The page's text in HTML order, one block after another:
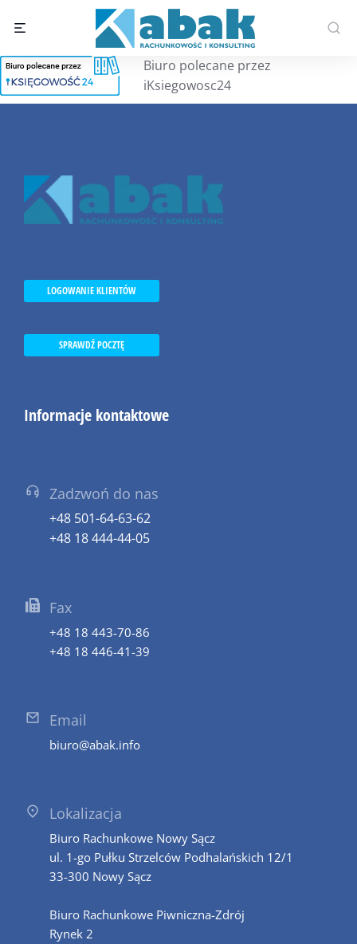
Biuro polecane przez
iKsiegowosc24
LOGOWANIE KLIENTÓW
SPRAWDŹ POCZTĘ
Informacje kontaktowe
Zadzwoń do nas
+48 501-64-63-62
+48 18 444-44-05
Fax
+48 18 443-70-86
+48 18 446-41-39
Email
biuro@abak.info
Lokalizacja
Biuro Rachunkowe Nowy Sącz
ul. 1-go Pułku Strzelców Podhalańskich 12/1
33-300 Nowy Sącz
Biuro Rachunkowe Piwniczna-Zdrój
Rynek 2